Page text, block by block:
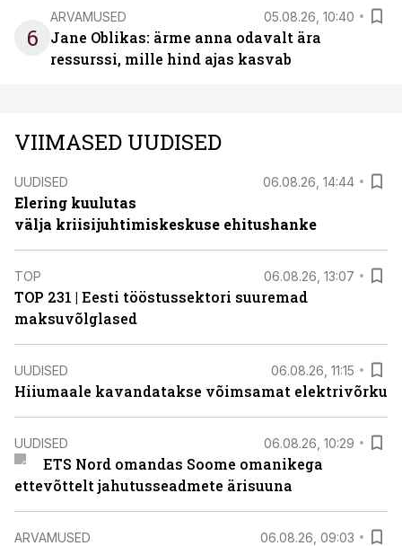
6
ARVAMUSED 05.08.26, 10:40
Jane Oblikas: ärme anna odavalt ära
ressurssi, mille hind ajas kasvab
VIIMASED UUDISED
UUDISED 06.08.26, 14:44
Elering kuulutas
välja kriisijuhtimiskeskuse ehitushanke
TOP 06.08.26, 13:07
TOP 231 | Eesti tööstussektori suuremad
maksuvõlglased
UUDISED 06.08.26, 11:15
Hiiumaale kavandatakse võimsamat elektrivõrku
UUDISED 06.08.26, 10:29
ETS Nord omandas Soome omanikega
ettevõttelt jahutusseadmete ärisuuna
ARVAMUSED 06.08.26, 09:03